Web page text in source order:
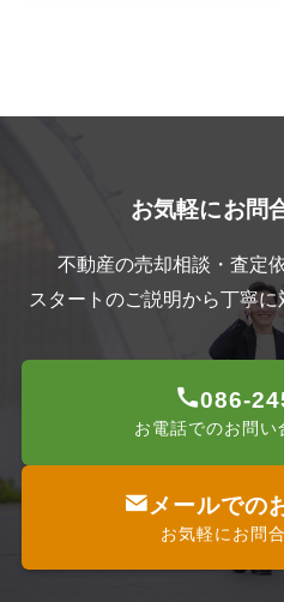
お気軽にお問
不動産の売却相談・査定
スタートのご説明から丁寧に
086-
お電話でのお問い
メールでの
お気軽にお問